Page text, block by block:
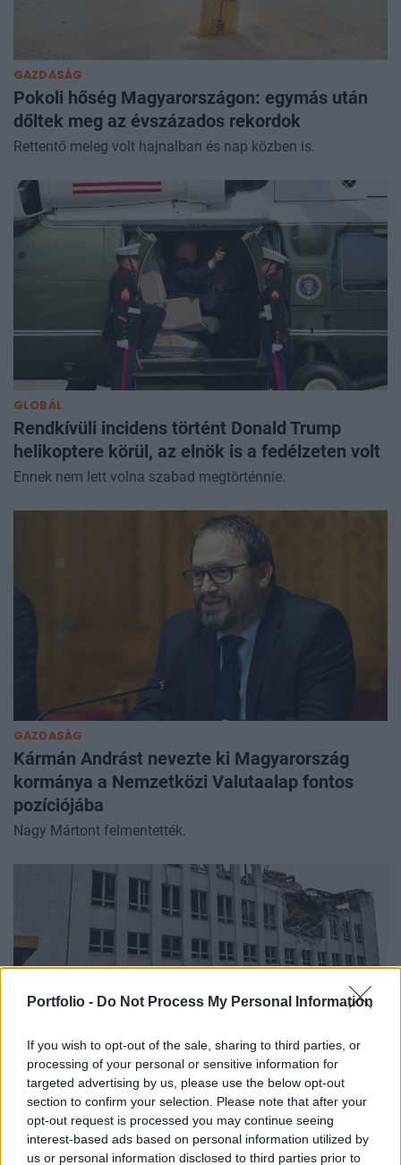
Portfolio - Do Not Process My Personal Information
If you wish to opt-out of the sale, sharing to third parties, or
processing of your personal or sensitive information for
targeted advertising by us, please use the below opt-out
section to confirm your selection. Please note that after your
opt-out request is processed you may continue seeing
interest-based ads based on personal information utilized by
us or personal information disclosed to third parties prior to
GAZDASÁG
Pokoli hőség Magyarországon: egymás után
dőltek meg az évszázados rekordok
Rettentő meleg volt hajnalban és nap közben is.
GLOBÁL
Rendkívüli incidens történt Donald Trump
helikoptere körül, az elnök is a fedélzeten volt
Ennek nem lett volna szabad megtörténnie.
GAZDASÁG
Kármán Andrást nevezte ki Magyarország
kormánya a Nemzetközi Valutaalap fontos
pozíciójába
Nagy Mártont felmentették.
GLOBÁL
Kiadta Ukrajna az evakuációs parancsot: indul
a végső csata Donbaszért